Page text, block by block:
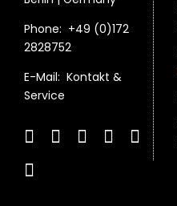
Phone: +49 (0)172
2828752
E-Mail: Kontakt &
Service